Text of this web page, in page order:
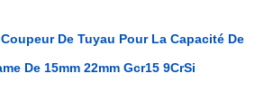
De Tuyau Pour La Capacité De
De 15mm 22mm Gcr15 9CrSi